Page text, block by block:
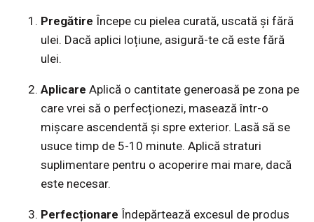
Pregătire Începe cu pielea curată, uscată și fără
ulei. Dacă aplici loțiune, asigură-te că este fără
ulei.
Aplicare Aplică o cantitate generoasă pe zona pe
care vrei să o perfecționezi, masează într-o
mișcare ascendentă și spre exterior. Lasă să se
usuce timp de 5-10 minute. Aplică straturi
suplimentare pentru o acoperire mai mare, dacă
este necesar.
Perfecționare Îndepărtează excesul de produs